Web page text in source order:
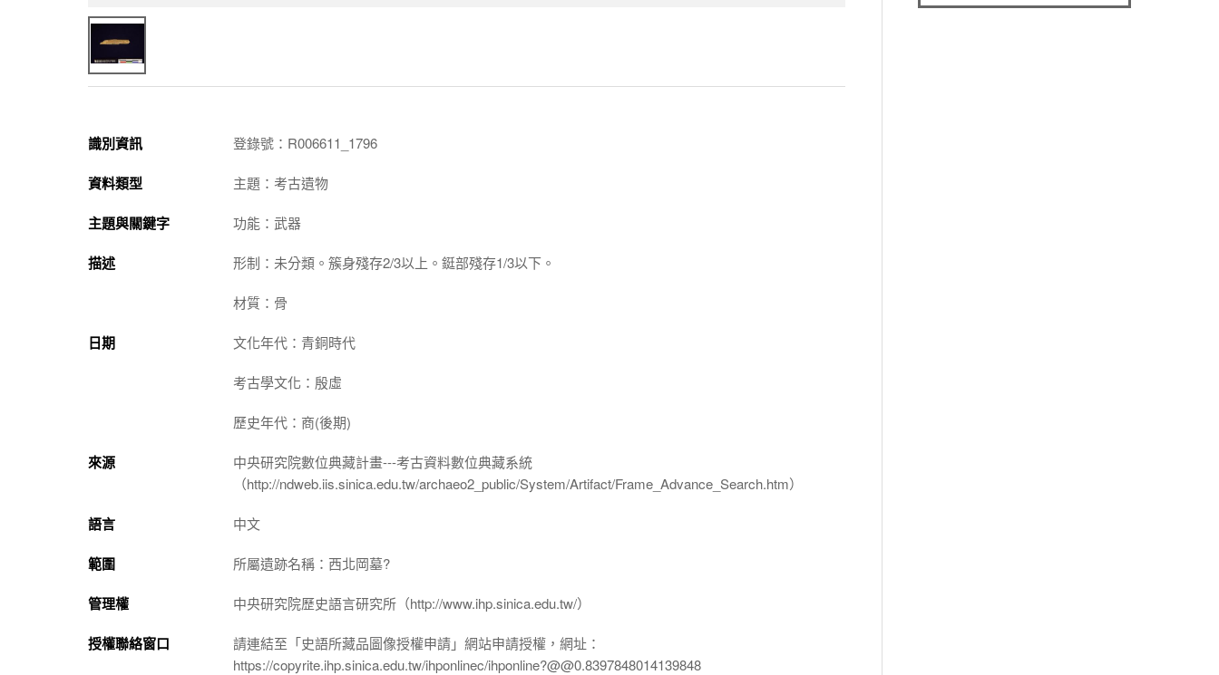
識別資訊 登錄號：R006611_1796
資料類型 主題：考古遺物
主題與關鍵字 功能：武器
描述 形制：未分類。簇身殘存2/3以上。鋌部殘存1/3以下。
材質：骨
日期 文化年代：青銅時代
考古學文化：殷虛
歷史年代：商(後期)
來源
中央研究院數位典藏計畫---考古資料數位典藏系統
（http://ndweb.iis.sinica.edu.tw/archaeo2_public/System/Artifact/Frame_Advance_Search.htm）
語言 中文
範圍 所屬遺跡名稱：西北岡墓?
管理權 中央研究院歷史語言研究所（http://www.ihp.sinica.edu.tw/）
授權聯絡窗口
請連結至「史語所藏品圖像授權申請」網站申請授權，網址：
https://copyrite.ihp.sinica.edu.tw/ihponlinec/ihponline?@@0.8397848014139848